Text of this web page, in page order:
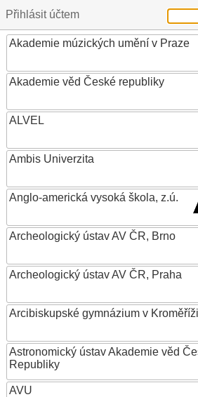
Přihlásit účtem
Akademie múzických umění v Praze
Akademie věd České republiky
ALVEL
Ambis Univerzita
Anglo-americká vysoká škola, z.ú.
Archeologický ústav AV ČR, Brno
Archeologický ústav AV ČR, Praha
Arcibiskupské gymnázium v
Astronomický ústav Akademie věd
Republiky
AVU